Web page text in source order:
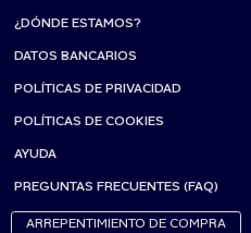
¿DÓNDE ESTAMOS?
DATOS BANCARIOS
POLÍTICAS DE PRIVACIDAD
POLÍTICAS DE COOKIES
AYUDA
PREGUNTAS FRECUENTES (FAQ)
ARREPENTIMIENTO DE COMPRA